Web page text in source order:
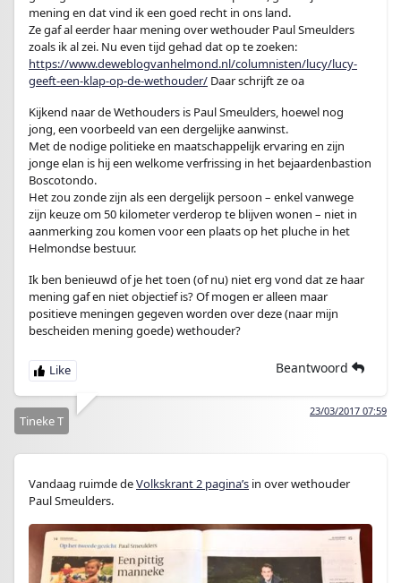
mening en dat vind ik een goed recht in ons land.
Ze gaf al eerder haar mening over wethouder Paul Smeulders
zoals ik al zei. Nu even tijd gehad dat op te zoeken:
https://www.deweblogvanhelmond.nl/columnisten/lucy/lucy-
geeft-een-klap-op-de-wethouder/ Daar schrijft ze oa
Kijkend naar de Wethouders is Paul Smeulders, hoewel nog
jong, een voorbeeld van een dergelijke aanwinst.
Met de nodige politieke en maatschappelijk ervaring en zijn
jonge elan is hij een welkome verfrissing in het bejaardenbastion
Boscotondo.
Het zou zonde zijn als een dergelijk persoon – enkel vanwege
zijn keuze om 50 kilometer verderop te blijven wonen – niet in
aanmerking zou komen voor een plaats op het pluche in het
Helmondse bestuur.
Ik ben benieuwd of je het toen (of nu) niet erg vond dat ze haar
mening gaf en niet objectief is? Of mogen er alleen maar
positieve meningen gegeven worden over deze (naar mijn
bescheiden mening goede) wethouder?
Beantwoord
23/03/2017 07:59
Tineke T
Vandaag ruimde deVolkskrant 2 pagina’s in over wethouder
Paul Smeulders.